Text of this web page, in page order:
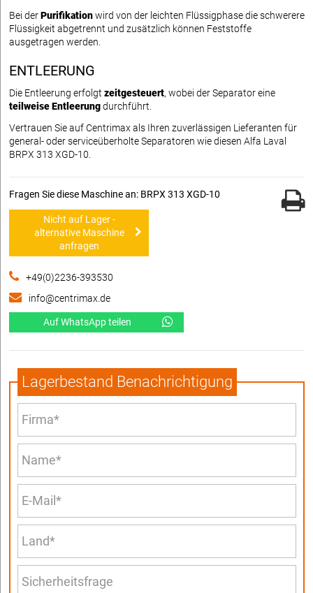
Bei derPurifikationwird von der leichten Flüssigphase die schwerere
Flüssigkeit abgetrennt und zusätzlich können Feststoffe
ausgetragen werden.
ENTLEERUNG
Die Entleerung erfolgt zeitgesteuert, wobei der Separator eine
teilweise Entleerungdurchführt.
Vertrauen Sie auf Centrimax als Ihren zuverlässigen Lieferanten für
general- oder serviceüberholte Separatoren wie diesen Alfa Laval
BRPX 313 XGD-10.
Fragen Sie diese Maschine an: BRPX 313 XGD-10
Nicht auf Lager -
alternative Maschine
anfragen
+49(0)2236-393530
info@centrimax.de
Auf WhatsApp teilen
Lagerbestand Benachrichtigung